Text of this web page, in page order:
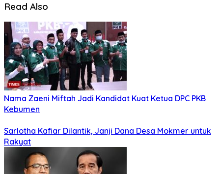
Read Also
Nama Zaeni Miftah Jadi Kandidat Kuat Ketua DPC PKB
Kebumen
Sarlotha Kafiar Dilantik, Janji Dana Desa Mokmer untuk
Rakyat